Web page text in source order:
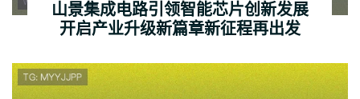
山景集成电路引领智能芯片创新发展
开启产业升级新篇章新征程再出发